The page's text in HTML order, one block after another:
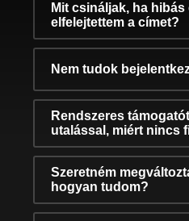
Mit csináljak, ha
elfelejtettem a címet?
Nem tudok
Rendszeres
utalással, miért nincs
Szeretném
hogyan tudom?